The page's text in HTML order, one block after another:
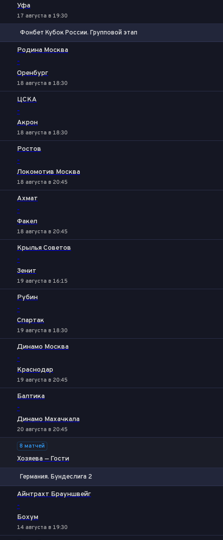
Уфа
17 августа в 19:30
Фонбет Кубок России. Групповой этап
Родина Москва
-
Оренбург
18 августа в 18:30
ЦСКА
-
Акрон
18 августа в 18:30
Ростов
-
Локомотив Москва
18 августа в 20:45
Ахмат
-
Факел
18 августа в 20:45
Крылья Советов
-
Зенит
19 августа в 16:15
Рубин
-
Спартак
19 августа в 18:30
Динамо Москва
-
Краснодар
19 августа в 20:45
Балтика
-
Динамо Махачкала
20 августа в 20:45
8 матчей
Хозяева — Гости
Германия. Бундеслига 2
Айнтрахт Брауншвейг
-
Бохум
14 августа в 19:30